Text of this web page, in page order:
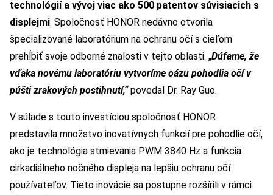
technológií a vývoj viac ako 500 patentov súvisiacich s
displejmi. Spoločnosť HONOR nedávno otvorila
špecializované laboratórium na ochranu očí s cieľom
prehĺbiť svoje odborné znalosti v tejto oblasti. „Dúfame, že
vďaka novému laboratóriu vytvoríme oázu pohodlia očí v
púšti zrakových postihnutí,“povedal Dr. Ray Guo.
V súlade s touto investíciou spoločnosť HONOR
predstavila množstvo inovatívnych funkcií pre pohodlie očí,
ako je technológia stmievania PWM 3840 Hz a funkcia
cirkadiálneho nočného displeja na lepšiu ochranu očí
používateľov. Tieto inovácie sa postupne rozšírili v rámci